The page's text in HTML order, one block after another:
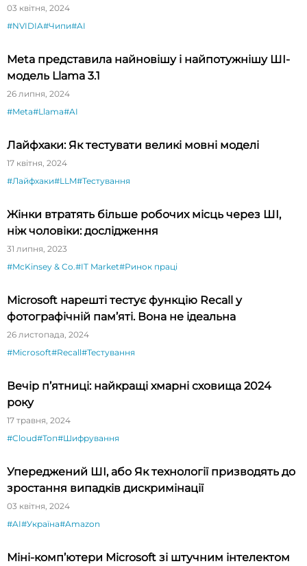
03 квітня, 2024
#NVIDIA#Чипи#AI
Meta представила найновішу і найпотужнішу ШІ-
модель Llama 3.1
26 липня, 2024
#Meta#Llama#AI
Лайфхаки: Як тестувати великі мовні моделі
17 квітня, 2024
#Лайфхаки#LLM#Тестування
Жінки втратять більше робочих місць через ШІ,
ніж чоловіки: дослідження
31 липня, 2023
#McKinsey & Co.#IT Market#Ринок праці
Microsoft нарешті тестує функцію Recall у
фотографічній пам’яті. Вона не ідеальна
26 листопада, 2024
#Microsoft#Recall#Тестування
Вечір п’ятниці: найкращі хмарні сховища 2024
року
17 травня, 2024
#Cloud#Топ#Шифрування
Упереджений ШІ, або Як технології призводять до
зростання випадків дискримінації
03 квітня, 2024
#AI#Україна#Amazon
Міні-комп’ютери Microsoft зі штучним інтелектом